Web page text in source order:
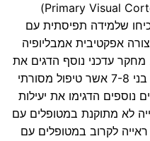
במרכז הראיה הראשוני במוח (Primary Visual Cortex)
שלמידה תפיסתית עם
אפקטיבית אמבליופיה
מחקר עדכני נוסף הדגים את
יעילות הטיפול בילדים אמבליופים בני 7-8 אשר טיפול מסורתי
נוספים הדגימו את יעילות
לא מתוקנת במטופלים עם
לקרוב במטופלים עם